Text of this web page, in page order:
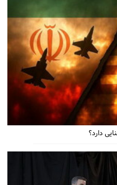
دارد؟